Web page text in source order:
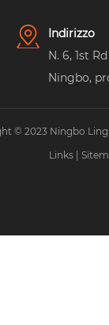
Indirizzo
N. 6, 1st
Ningbo,
© 2023 Ningbo
Links